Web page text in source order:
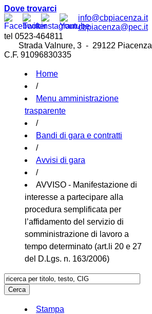
Dove trovarci
info@cbpiacenza.it
cbpiacenza@pec.it
tel 0523-464811
Strada Valnure, 3 - 29122 Piacenza
C.F. 91096830335
Home
/
Menu amministrazione
trasparente
/
Bandi di gara e contratti
/
Avvisi di gara
/
AVVISO - Manifestazione di
interesse a partecipare alla
procedura semplificata per
l’affidamento del servizio di
somministrazione di lavoro a
tempo determinato (art.li 20 e 27
del D.Lgs. n. 163/2006)
Stampa